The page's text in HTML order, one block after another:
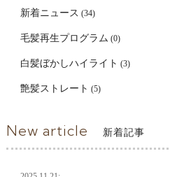
新着ニュース (34)
毛髪再生プログラム (0)
白髪ぼかしハイライト (3)
艶髪ストレート (5)
New article 新着記事